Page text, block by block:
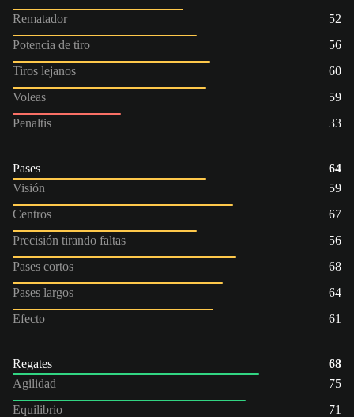
Rematador
52
Potencia de tiro
56
Tiros lejanos
60
Voleas
59
Penaltis
33
Pases
64
Visión
59
Centros
67
Precisión tirando faltas
56
Pases cortos
68
Pases largos
64
Efecto
61
Regates
68
Agilidad
75
Equilibrio
71